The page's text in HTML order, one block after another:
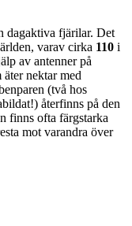
dagaktiva fjärilar. Det
varav cirka 110 i
av antenner på
nektar med
(två hos
återfinns på den
finns ofta färgstarka
mot varandra över